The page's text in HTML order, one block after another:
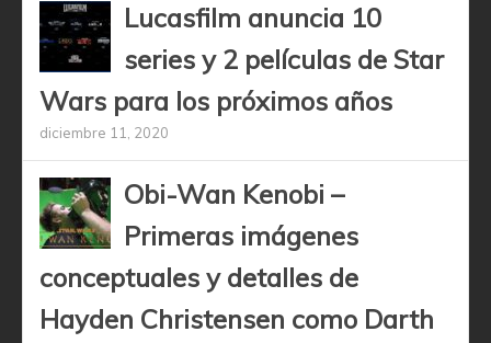
Lucasfilm anuncia 10
series y 2 películas de Star
Wars para los próximos años
diciembre 11, 2020
Obi-Wan Kenobi –
Primeras imágenes
conceptuales y detalles de
Hayden Christensen como Darth